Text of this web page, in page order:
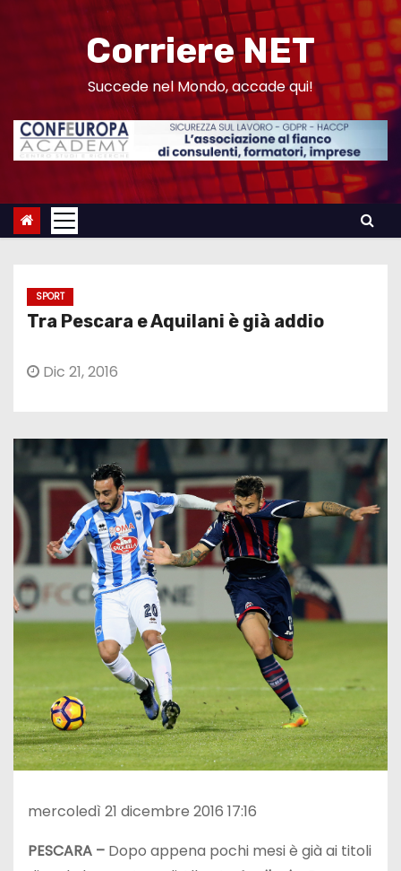
n
Corriere NET
Succede nel Mondo, accade qui!
SPORT
Tra Pescara e Aquilani è già addio
Dic 21, 2016
mercoledì 21 dicembre 2016 17:16
PESCARA – Dopo appena pochi mesi è già ai titoli